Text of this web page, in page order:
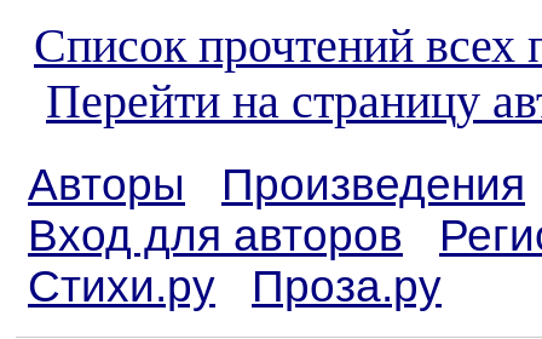
Список прочтений всех
Перейти на страницу
Авторы
Произведения
Вход для авторов
Стихи.ру
Проза.ру